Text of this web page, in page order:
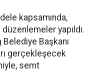
kapsamında,
yapıldı.
Başkanı
gerçekleşecek
semt